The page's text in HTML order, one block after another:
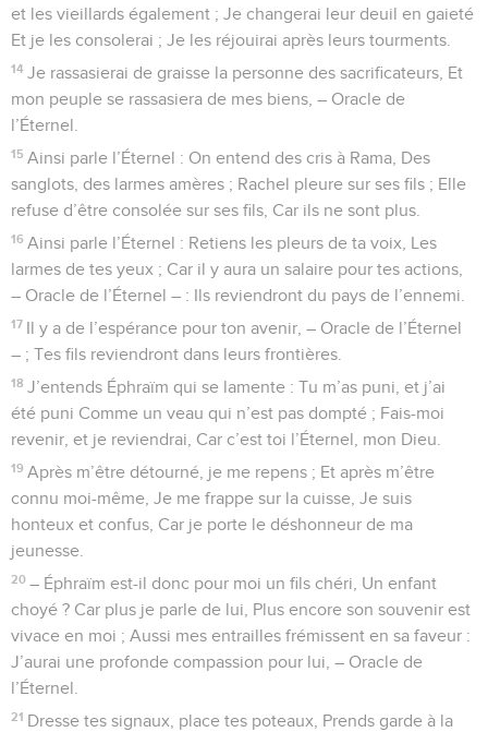
et les vieillards également ; Je changerai leur deuil en gaieté
Et je les consolerai ; Je les réjouirai après leurs tourments.
14 Je rassasierai de graisse la personne des sacrificateurs, Et
mon peuple se rassasiera de mes biens, – Oracle de
l’Éternel.
15 Ainsi parle l’Éternel : On entend des cris à Rama, Des
sanglots, des larmes amères ; Rachel pleure sur ses fils ; Elle
refuse d’être consolée sur ses fils, Car ils ne sont plus.
16 Ainsi parle l’Éternel : Retiens les pleurs de ta voix, Les
larmes de tes yeux ; Car il y aura un salaire pour tes actions,
– Oracle de l’Éternel – : Ils reviendront du pays de l’ennemi.
17 Il y a de l’espérance pour ton avenir, – Oracle de l’Éternel
– ; Tes fils reviendront dans leurs frontières.
18 J’entends Éphraïm qui se lamente : Tu m’as puni, et j’ai
été puni Comme un veau qui n’est pas dompté ; Fais-moi
revenir, et je reviendrai, Car c’est toi l’Éternel, mon Dieu.
19 Après m’être détourné, je me repens ; Et après m’être
connu moi-même, Je me frappe sur la cuisse, Je suis
honteux et confus, Car je porte le déshonneur de ma
jeunesse.
20 – Éphraïm est-il donc pour moi un fils chéri, Un enfant
choyé ? Car plus je parle de lui, Plus encore son souvenir est
vivace en moi ; Aussi mes entrailles frémissent en sa faveur :
J’aurai une profonde compassion pour lui, – Oracle de
l’Éternel.
21 Dresse tes signaux, place tes poteaux, Prends garde à la